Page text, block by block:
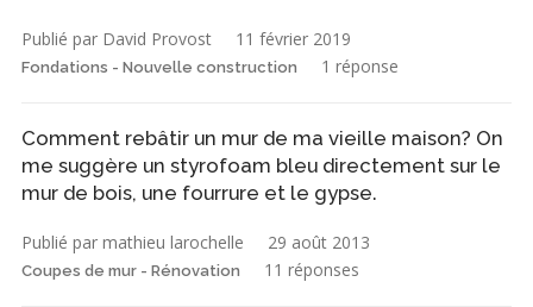
Publié par David Provost 11 février 2019
Fondations - Nouvelle construction 1 réponse
Comment rebâtir un mur de ma vieille maison? On
me suggère un styrofoam bleu directement sur le
mur de bois, une fourrure et le gypse.
Publié par mathieu larochelle 29 août 2013
Coupes de mur - Rénovation 11 réponses